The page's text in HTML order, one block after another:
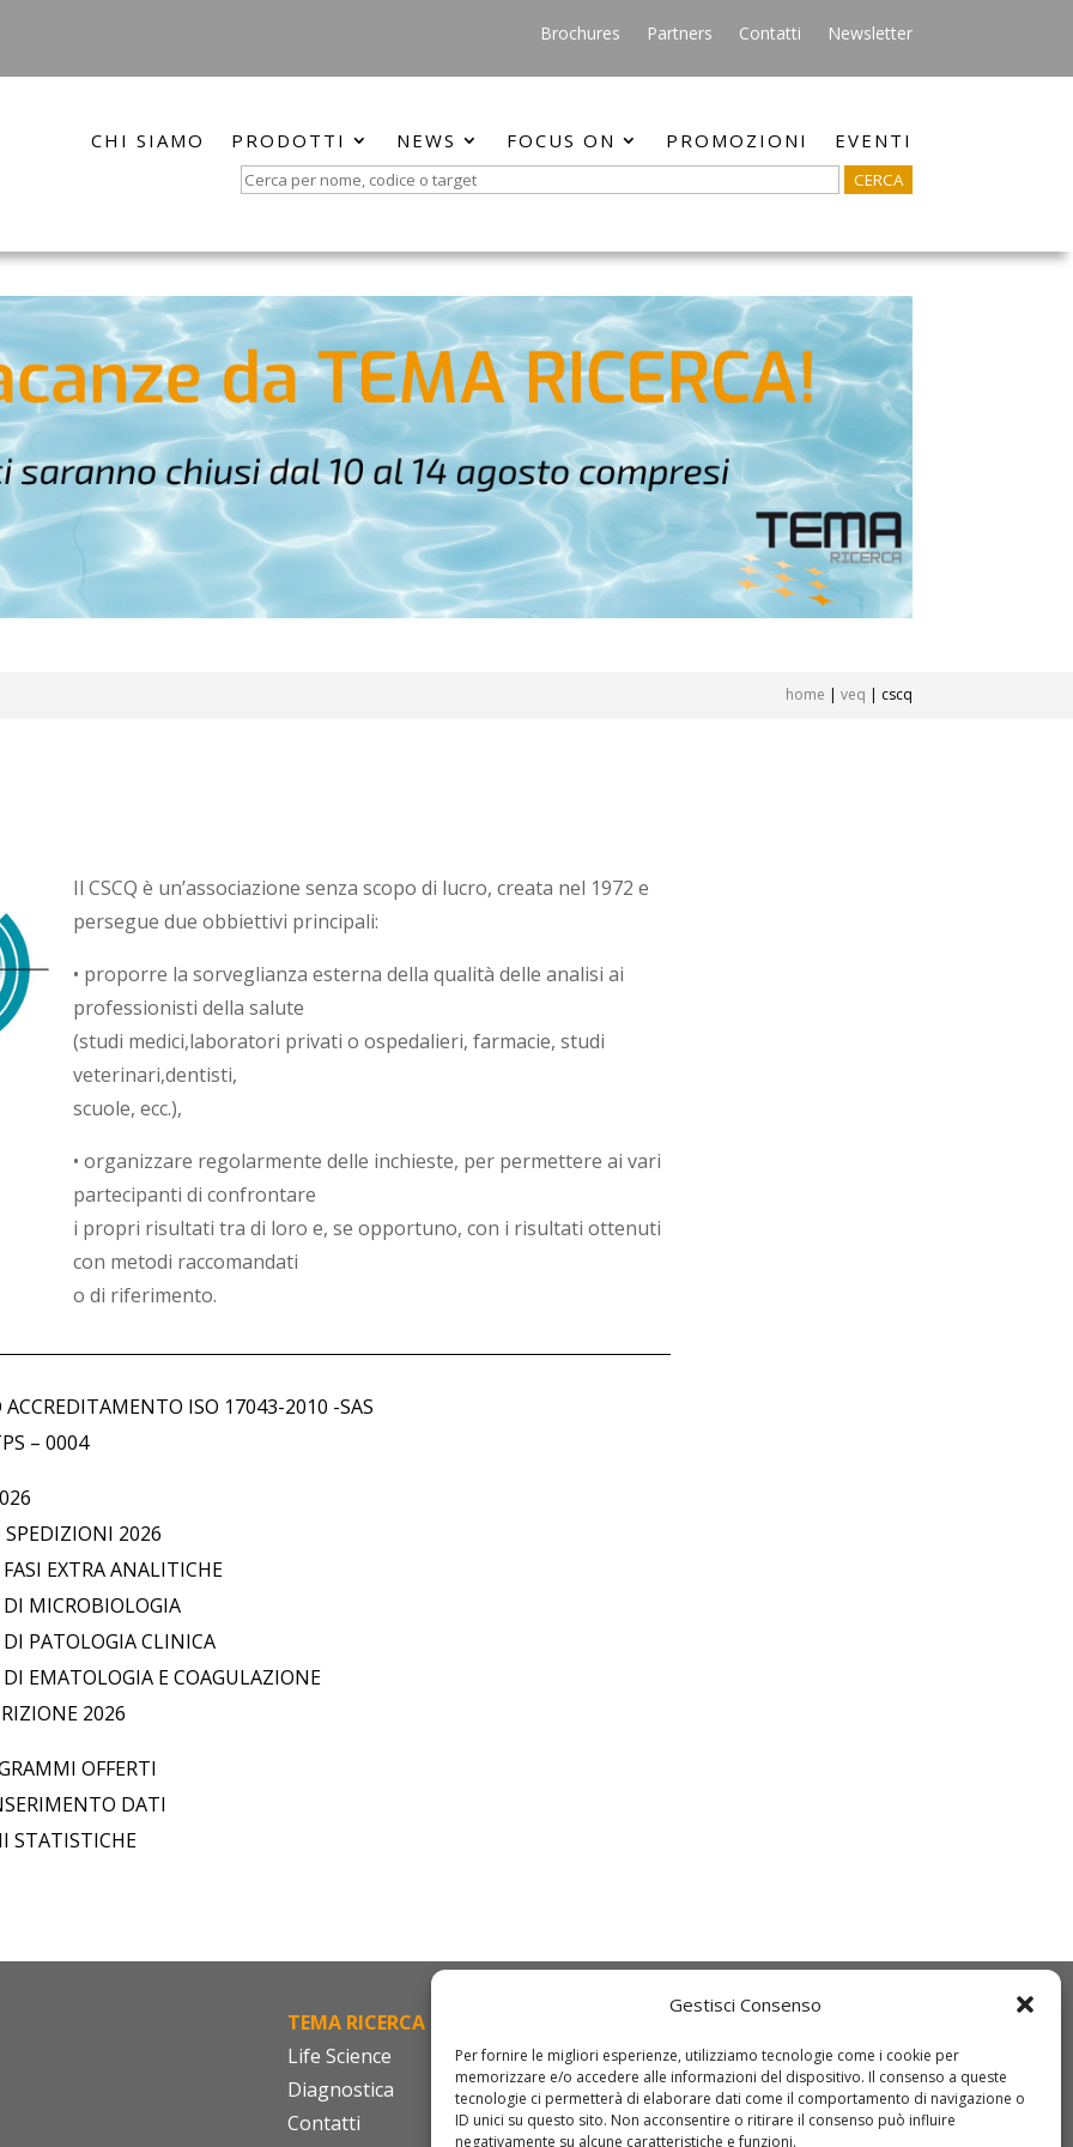
Gestisci Consenso
Per fornire le migliori esperienze, utilizziamo tecnologie come i cookie per
memorizzare e/o accedere alle informazioni del dispositivo. Il consenso a queste
tecnologie ci permetterà di elaborare dati come il comportamento di navigazione o
ID unici su questo sito. Non acconsentire o ritirare il consenso può influire
negativamente su alcune caratteristiche e funzioni.
Brochures Partners Contatti Newsletter
CHI SIAMO PRODOTTI NEWS FOCUS ON PROMOZIONI EVENTI
Search
home | veq | cscq
Il CSCQ è un’associazione senza scopo di lucro, creata nel 1972 e
persegue due obbiettivi principali:
• proporre la sorveglianza esterna della qualità delle analisi ai
professionisti della salute
(studi medici,laboratori privati o ospedalieri, farmacie, studi
veterinari,dentisti,
scuole, ecc.),
• organizzare regolarmente delle inchieste, per permettere ai vari
partecipanti di confrontare
i propri risultati tra di loro e, se opportuno, con i risultati ottenuti
con metodi raccomandati
o di riferimento.
ACCREDITAMENTO ISO 17043-2010 -SAS
– 0004
SPEDIZIONI 2026
EXTRA ANALITICHE
MICROBIOLOGIA
PATOLOGIA CLINICA
EMATOLOGIA E COAGULAZIONE
2026
OFFERTI
DATI
STATISTICHE
TEMA RICERCA
Life Science
Diagnostica
Contatti
Codice etico
ISO 9001:2015
Download DURC
Come registrarsi
Come richiedere
un’offerta